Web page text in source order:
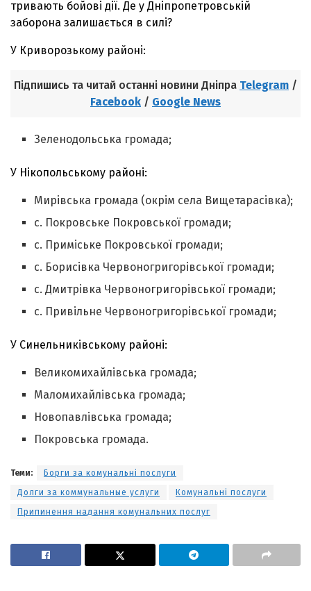
тривають бойові дії. Де у Дніпропетровській
заборона залишається в силі?
У Криворозькому районі:
Підпишись та читай останні новини Дніпра Telegram /
Facebook / Google News
Зеленодольська громада;
У Нікопольському районі:
Мирівська громада (окрім села Вищетарасівка);
с. Покровське Покровської громади;
с. Приміське Покровської громади;
с. Борисівка Червоногригорівської громади;
с. Дмитрівка Червоногригорівської громади;
с. Привільне Червоногригорівської громади;
У Синельниківському районі:
Великомихайлівська громада;
Маломихайлівська громада;
Новопавлівська громада;
Покровська громада.
Теми:
Борги за комунальні послуги
Долги за коммунальные услуги
Комунальні послуги
Припинення надання комунальних послуг